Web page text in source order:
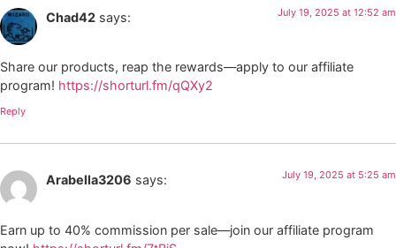
Chad42 says: July 19, 2025 at 12:52 am
Share our products, reap the rewards—apply to our affiliate
program! https://shorturl.fm/qQXy2
Reply
Arabella3206 says: July 19, 2025 at 5:25 am
Earn up to 40% commission per sale—join our affiliate program